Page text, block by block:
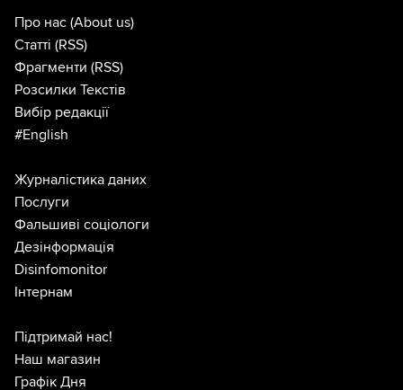
Про нас (About us)
Статті (RSS)
Фрагменти (RSS)
Розсилки Текстів
Вибір редакції
#English
Журналістика даних
Послуги
Фальшиві соціологи
Дезінформація
Disinfomonitor
Інтернам
Підтримай нас!
Наш магазин
Графік Дня